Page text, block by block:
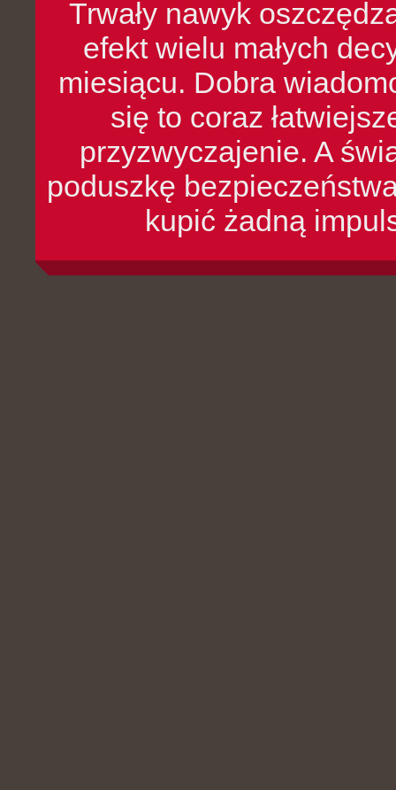
Trwały nawyk
efekt wielu małych
miesiącu. Dobra
się to coraz
przyzwyczajenie. A
poduszkę
kupić żadną